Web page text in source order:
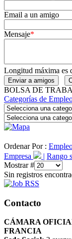
Email a un amigo
Mensaje*
Longitud máxima es
BOLSA DE
Categorías de
Ordenar Por :
Empresa
| Rango
Mostrar #
Sin registros
Contacto
CÁMARA
FRANCIA